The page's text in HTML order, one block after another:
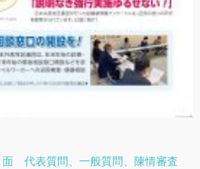
面 代表質問、一般質問、陳情審査